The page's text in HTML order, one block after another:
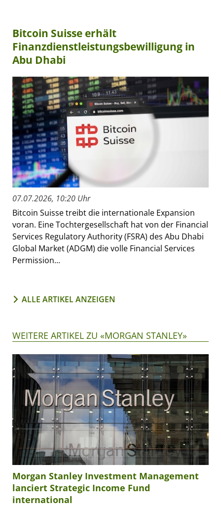
Bitcoin Suisse erhält
Finanzdienstleistungsbewilligung in
Abu Dhabi
07.07.2026, 10:20 Uhr
Bitcoin Suisse treibt die internationale Expansion
voran. Eine Tochtergesellschaft hat von der Financial
Services Regulatory Authority (FSRA) des Abu Dhabi
Global Market (ADGM) die volle Financial Services
Permission...
ALLE ARTIKEL ANZEIGEN
WEITERE ARTIKEL ZU «MORGAN STANLEY»
Morgan Stanley Investment Management
lanciert Strategic Income Fund
international